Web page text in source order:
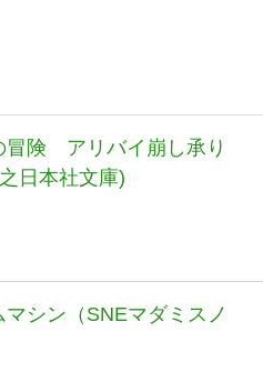
冒険 アリバイ崩し承り
日本社文庫)
マシン（SNEマダミスノ